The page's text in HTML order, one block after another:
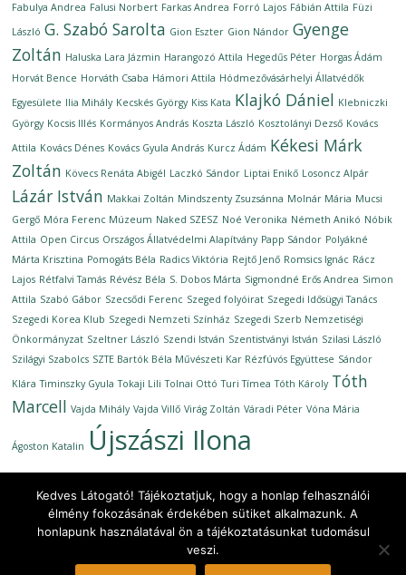
Fabulya Andrea Falusi Norbert Farkas Andrea Forró Lajos Fábián Attila Füzi
László G. Szabó Sarolta Gion Eszter Gion Nándor Gyenge
Zoltán Haluska Lara Jázmin Harangozó Attila Hegedűs Péter Horgas Ádám
Horvát Bence Horváth Csaba Hámori Attila Hódmezővásárhelyi Állatvédők
Egyesülete Ilia Mihály Kecskés György Kiss Kata Klajkó Dániel Klebniczki
György Kocsis Illés Kormányos András Koszta László Kosztolányi Dezső Kovács
Attila Kovács Dénes Kovács Gyula András Kurcz Ádám Kékesi Márk
Zoltán Kövecs Renáta Abigél Laczkó Sándor Liptai Enikő Losoncz Alpár
Lázár István Makkai Zoltán Mindszenty Zsuzsánna Molnár Mária Mucsi
Gergő Móra Ferenc Múzeum Naked SZESZ Noé Veronika Németh Anikó Nóbik
Attila Open Circus Országos Állatvédelmi Alapítvány Papp Sándor Polyákné
Márta Krisztina Pomogáts Béla Radics Viktória Rejtő Jenő Romsics Ignác Rácz
Lajos Rétfalvi Tamás Révész Béla S. Dobos Márta Sigmondné Erős Andrea Simon
Attila Szabó Gábor Szecsődi Ferenc Szeged folyóirat Szegedi Idősügyi Tanács
Szegedi Korea Klub Szegedi Nemzeti Színház Szegedi Szerb Nemzetiségi
Önkormányzat Szeltner László Szendi István Szentistványi István Szilasi László
Szilágyi Szabolcs SZTE Bartók Béla Művészeti Kar Rézfúvós Együttese Sándor
Klára Timinszky Gyula Tokaji Lili Tolnai Ottó Turi Tímea Tóth Károly Tóth
Marcell Vajda Mihály Vajda Villő Virág Zoltán Váradi Péter Vóna Mária
Ágoston Katalin Újszászi Ilona
Copyright © 2026Ünnepi Könyvhét Szeged, 2020. szeptember
All rights reserved.
Kedves Látogató! Tájékoztatjuk, hogy a honlap felhasználói
élmény fokozásának érdekében sütiket alkalmazunk. A
honlapunk használatával ön a tájékoztatásunkat tudomásul
veszi.